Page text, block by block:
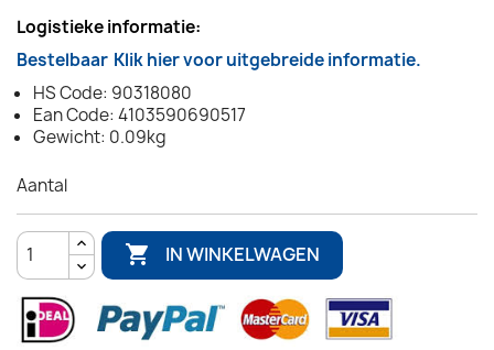
Logistieke informatie:
Bestelbaar Klik hier voor uitgebreide informatie.
HS Code: 90318080
Ean Code: 4103590690517
Gewicht: 0.09kg
Aantal
 IN WINKELWAGEN